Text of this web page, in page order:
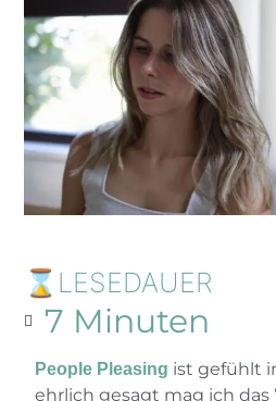
⌛LESEDAUER
7 Minuten
People Pleasing ist gefühlt
ehrlich gesagt mag ich das